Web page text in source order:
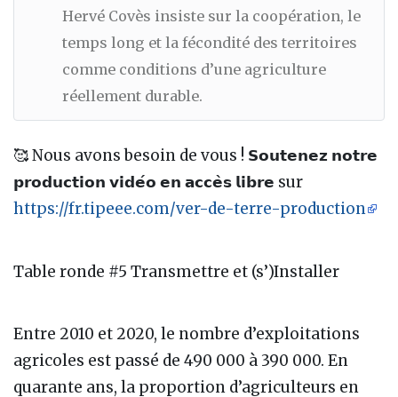
Hervé Covès insiste sur la coopération, le
temps long et la fécondité des territoires
comme conditions d’une agriculture
réellement durable.
🥰 Nous avons besoin de vous ! 𝗦𝗼𝘂𝘁𝗲𝗻𝗲𝘇 𝗻𝗼𝘁𝗿𝗲
𝗽𝗿𝗼𝗱𝘂𝗰𝘁𝗶𝗼𝗻 𝘃𝗶𝗱𝗲́𝗼 𝗲𝗻 𝗮𝗰𝗰𝗲̀𝘀 𝗹𝗶𝗯𝗿𝗲 sur
https://fr.tipeee.com/ver-de-terre-production
Table ronde #5 Transmettre et (s’)Installer
Entre 2010 et 2020, le nombre d’exploitations
agricoles est passé de 490 000 à 390 000. En
quarante ans, la proportion d’agriculteurs en